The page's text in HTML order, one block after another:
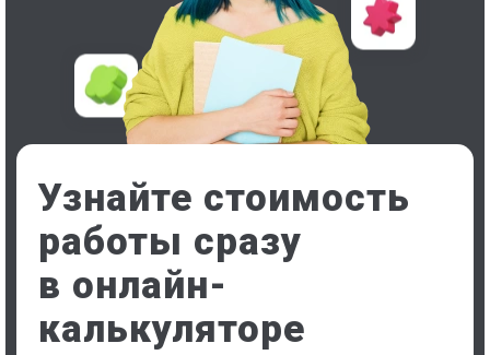
Узнайте стоимость
работы сразу
в онлайн-
калькуляторе